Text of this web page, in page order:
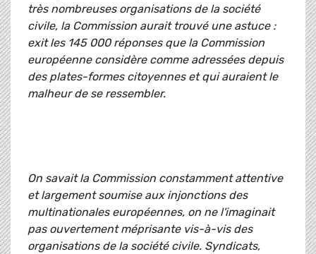
très nombreuses organisations de la société
civile, la Commission aurait trouvé une astuce :
exit les 145 000 réponses que la Commission
européenne considère comme adressées depuis
des plates-formes citoyennes et qui auraient le
malheur de se ressembler.
On savait la Commission constamment attentive
et largement soumise aux injonctions des
multinationales européennes, on ne l'imaginait
pas ouvertement méprisante vis-à-vis des
organisations de la société civile. Syndicats,